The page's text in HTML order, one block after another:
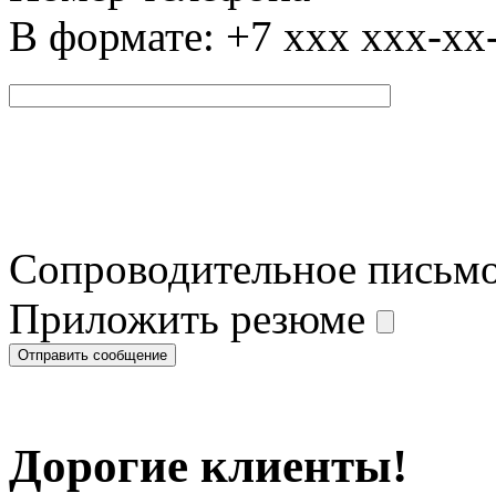
В формате: +7 xxx xxx-
Сопроводительное
Приложить резюме
Дорогие клиенты!